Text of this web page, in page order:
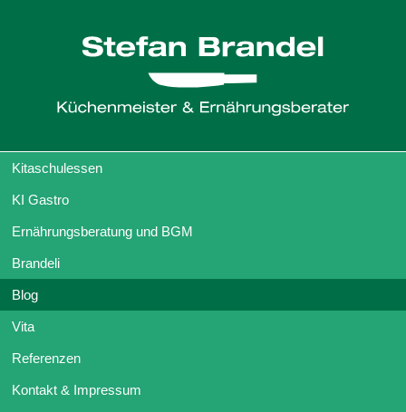
Kitaschulessen
KI Gastro
Ernährungsberatung und BGM
Brandeli
Blog
Vita
Referenzen
Kontakt & Impressum